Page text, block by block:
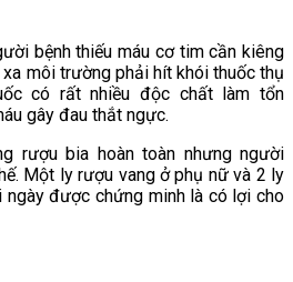
bệnh thiếu máu cơ tim cần kiêng
môi trường phải hít khói thuốc thụ
có rất nhiều độc chất làm tổn
gây đau thắt ngực.
rượu bia hoàn toàn nhưng người
Một ly rượu vang ở phụ nữ và 2 ly
được chứng minh là có lợi cho